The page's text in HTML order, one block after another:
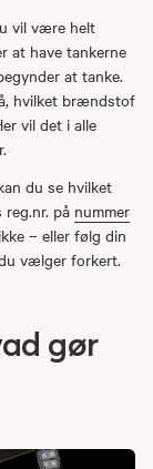
vil være helt
at have tankerne
at tanke.
hvilket brændstof
vil det i alle
du se hvilket
på nummer
– eller følg din
vælger forkert.
gør